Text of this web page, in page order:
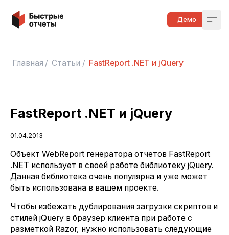
Быстрые отчеты Демо
Главная / Статьи / FastReport .NET и jQuery
FastReport .NET и jQuery
01.04.2013
Объект WebReport генератора отчетов FastReport
.NET использует в своей работе библиотеку jQuery.
Данная библиотека очень популярна и уже может
быть использована в вашем проекте.
Чтобы избежать дублирования загрузки скриптов и
стилей jQuery в браузер клиента при работе с
разметкой Razor, нужно использовать следующие